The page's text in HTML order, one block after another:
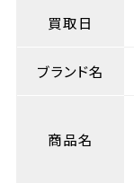
買取日
ブランド名
商品名